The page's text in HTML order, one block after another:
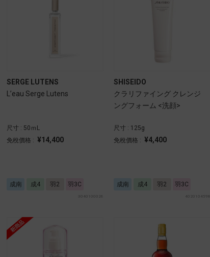
SERGE LUTENS
L’eau Serge Lutens
尺寸 : 50ｍL
免稅價格 : ¥14,400
成南 成4 羽2 羽3C
3040100026
SHISEIDO
クラリファイング クレンジ
ングフォーム <洗顔>
尺寸 : 125g
免稅價格 : ¥4,400
成南 成4 羽2 羽3C
4020104598